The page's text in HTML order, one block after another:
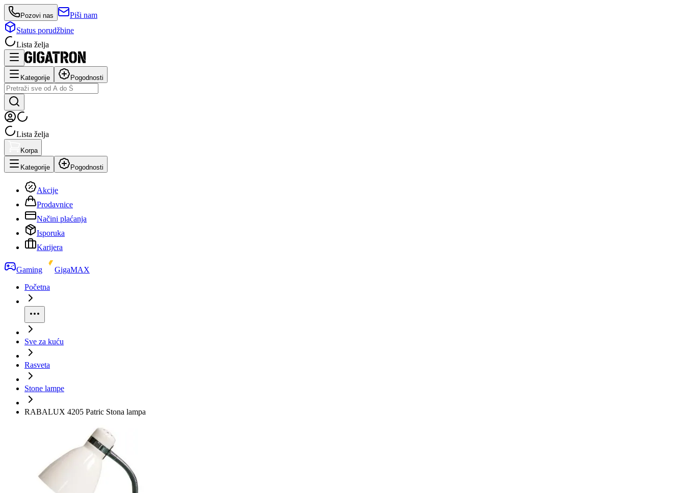
Pozovi nas
Piši nam
Status porudžbine
Lista želja
Kategorije Pogodnosti
Lista želja
Korpa
Kategorije Pogodnosti
Akcije
Prodavnice
Načini plaćanja
Isporuka
Karijera
Gaming
GigaMAX
Početna
Sve za kuću
Rasveta
Stone lampe
RABALUX 4205 Patric Stona lampa